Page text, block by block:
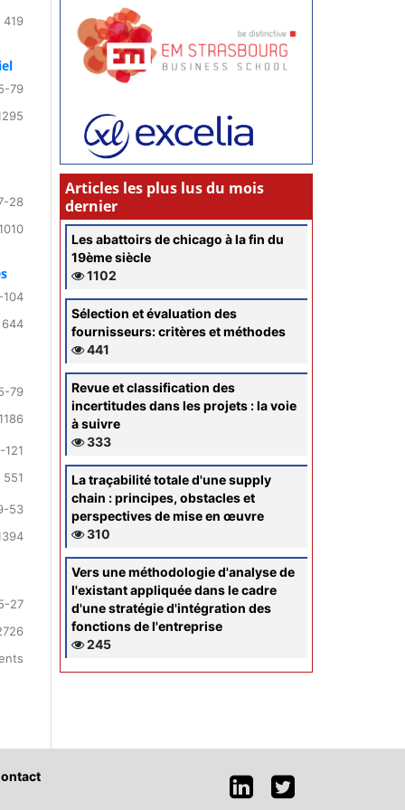
419
79
28
104
79
121
53
27
Articles les plus lus du mois
dernier
Les abattoirs de chicago à la fin du
19ème siècle
1102
Sélection et évaluation des
fournisseurs: critères et méthodes
441
Revue et classification des
incertitudes dans les projets : la voie
à suivre
333
La traçabilité totale d'une supply
chain : principes, obstacles et
perspectives de mise en œuvre
310
Vers une méthodologie d'analyse de
l'existant appliquée dans le cadre
d'une stratégie d'intégration des
fonctions de l'entreprise
245